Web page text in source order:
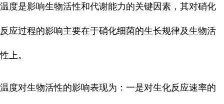
温度是影响生物活性和代谢能力的关键因素，其对硝化
反应过程的影响主要在于硝化细菌的生长规律及生物活
性上。
温度对生物活性的影响表现为：一是对生化反应速率的